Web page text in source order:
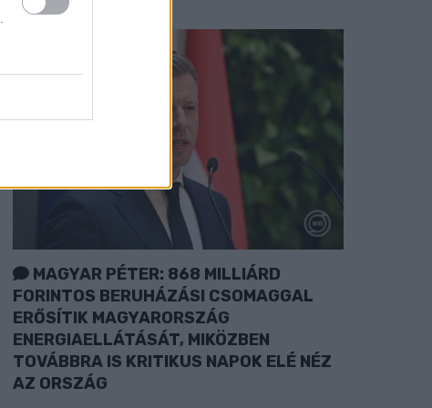
MAGYAR PÉTER: 868 MILLIÁRD
FORINTOS BERUHÁZÁSI CSOMAGGAL
ERŐSÍTIK MAGYARORSZÁG
ENERGIAELLÁTÁSÁT, MIKÖZBEN
TOVÁBBRA IS KRITIKUS NAPOK ELÉ NÉZ
AZ ORSZÁG